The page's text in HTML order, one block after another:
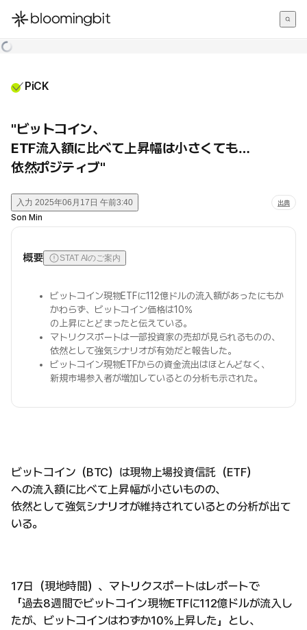
한국어
PiCK
"ビットコイン、
ETF流入額に比べて上昇幅は小さくても…
依然ポジティブ"
入力 2025年06月17日 午前3:40 出典
Son Min
概要 STAT AIのご案内
ビットコイン現物ETFに112億ドルの流入額があったにもか
かわらず、ビットコイン価格は10%
の上昇にとどまったと伝えている。
マトリクスポートは一部投資家の売却が見られるものの、
依然として強気シナリオが有効だと報告した。
ビットコイン現物ETFからの資金流出はほとんどなく、
新規市場参入者が増加しているとの分析も示された。
ビットコイン（BTC）は現物上場投資信託（ETF）
への流入額に比べて上昇幅が小さいものの、
依然として強気シナリオが維持されているとの分析が出て
いる。
17日（現地時間）、マトリクスポートはレポートで
「過去8週間でビットコイン現物ETFに112億ドルが流入し
たが、ビットコインはわずか10％上昇した」とし、